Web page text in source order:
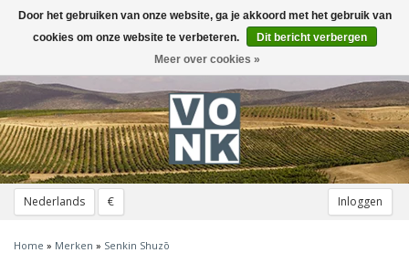
Nederlands € Inloggen
Toggle
navigation
Home » Merken » Senkin Shuzō
Door het gebruiken van onze website, ga je akkoord met het gebruik van
cookies om onze website te verbeteren.
Dit bericht verbergen
Meer over cookies »